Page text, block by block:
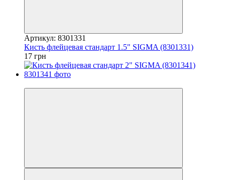
Артикул: 8301331
Кисть флейцевая стандарт 1.5" SIGMA (8301331)
17 грн